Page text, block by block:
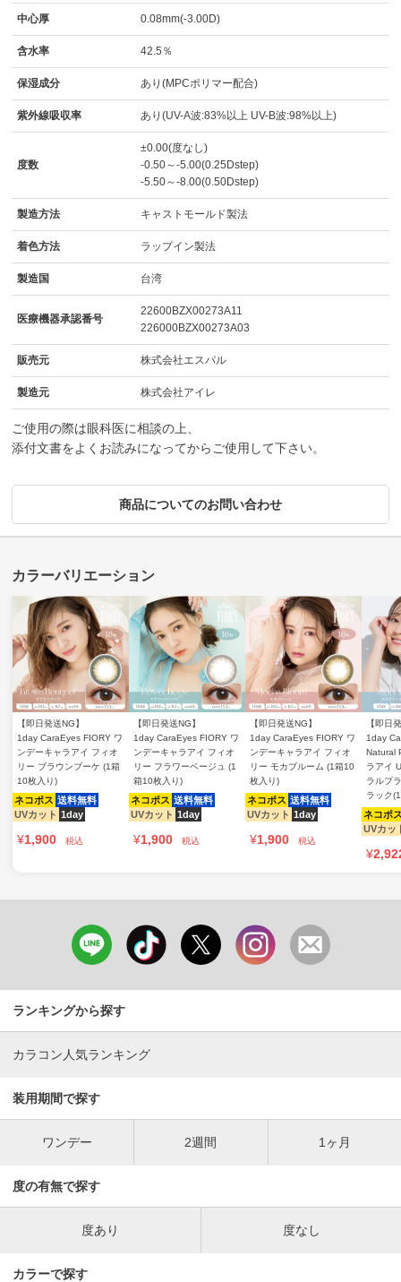
中心厚 0.08mm(-3.00D)
含水率 42.5％
保湿成分 あり(MPCポリマー配合)
紫外線吸収率 あり(UV-A波:83%以上 UV-B波:98%以上)
度数
±0.00(度なし)
-0.50～-5.00(0.25Dstep)
-5.50～-8.00(0.50Dstep)
製造方法 キャストモールド製法
着色方法 ラップイン製法
製造国 台湾
医療機器承認番号
22600BZX00273A11
226000BZX00273A03
販売元 株式会社エスパル
製造元 株式会社アイレ
ご使用の際は眼科医に相談の上、
添付文書をよくお読みになってからご使用して下さい。
商品についてのお問い合わせ
【即日発送NG】
1day CaraEyes FIORY ワ
ンデーキャラアイ フィオ
リー ブラウンブーケ (1箱
10枚入り)
ネコポス 送料無料
UVカット 1day
¥1,900 税込
【即日発送NG】
1day CaraEyes FIORY ワ
ンデーキャラアイ フィオ
リー フラワーベージュ (1
箱10枚入り)
ネコポス 送料無料
UVカット 1day
¥1,900 税込
【即日発送NG】
1day CaraEyes FIORY ワ
ンデーキャラアイ フィオ
リー モカブルーム (1箱10
枚入り)
ネコポス 送料無料
UVカット 1day
¥1,900 税込
【即日
1day
Natural
ラアイ
ラルプ
ラック
ネコポ
UVカッ
¥
ランキングから探す
カラコン人気ランキング
装用期間で探す
ワンデー 2週間 1ヶ月
度の有無で探す
度あり 度なし
カラーで探す